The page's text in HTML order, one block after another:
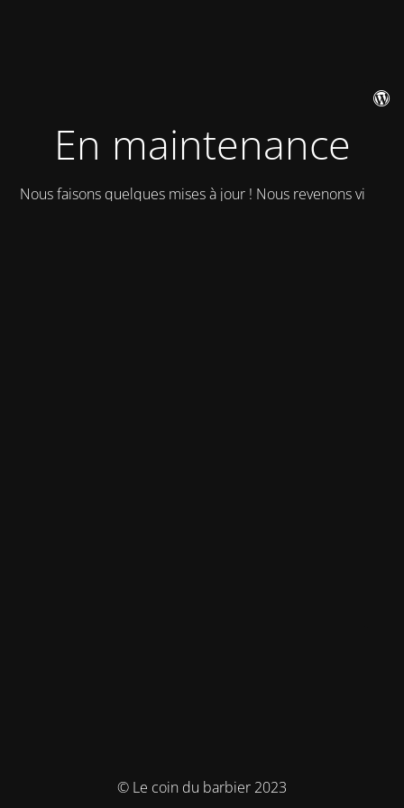
En maintenance
Nous faisons quelques mises à jour ! Nous revenons vite !
© Le coin du barbier 2023